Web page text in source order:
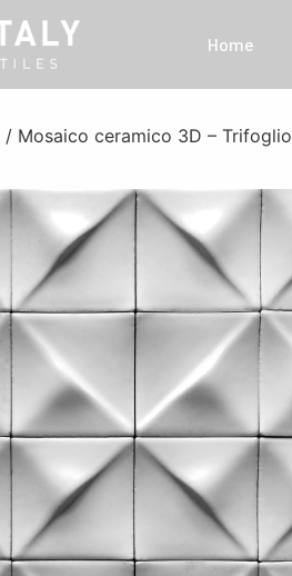
Home
/ Mosaico ceramico 3D – Trifoglio